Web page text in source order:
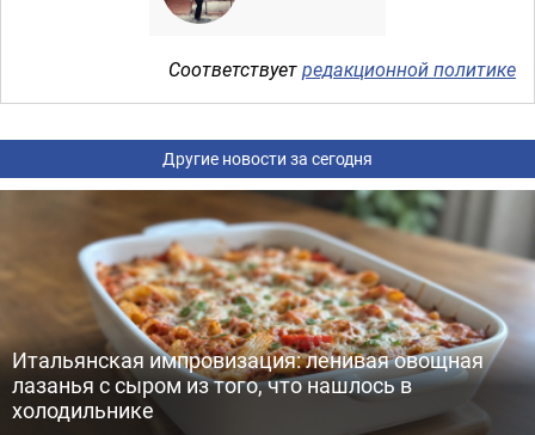
Соответствуетредакционной политике
Другие новости за сегодня
Итальянская импровизация: ленивая овощная
лазанья с сыром из того, что нашлось в
холодильнике